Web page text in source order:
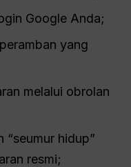
Google Anda;
yang
melalui obrolan
“seumur hidup”
resmi;